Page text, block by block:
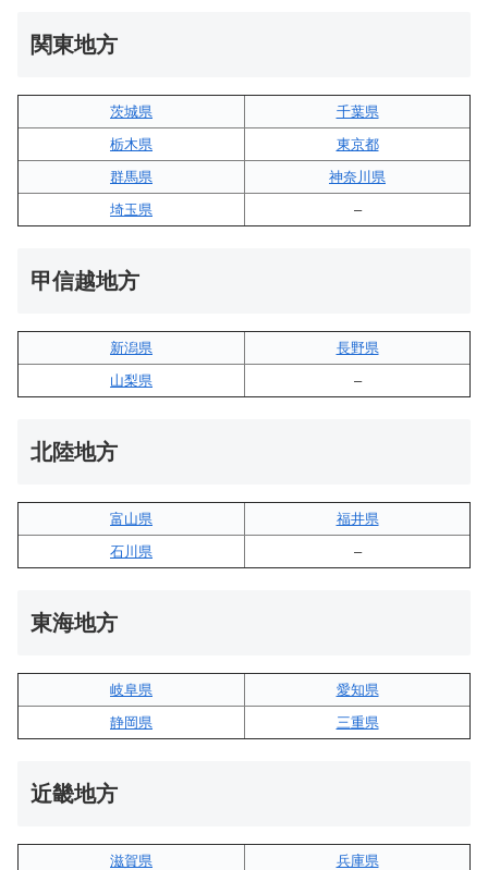
関東地方
茨城県
千葉県
栃木県
東京都
群馬県
神奈川県
埼玉県
–
甲信越地方
新潟県
長野県
山梨県
–
北陸地方
富山県
福井県
石川県
–
東海地方
岐阜県
愛知県
静岡県
三重県
近畿地方
滋賀県
兵庫県